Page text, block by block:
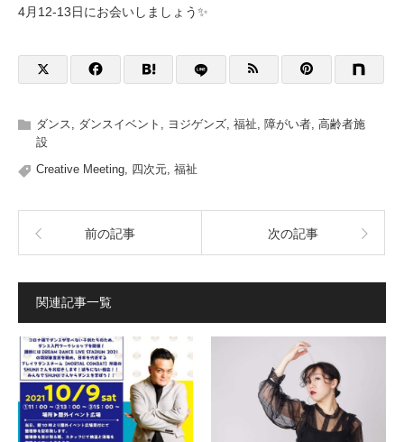
4月12-13日にお会いしましょう✨
ダンス ダンスイベント ヨジゲンズ 福祉 障がい者 高齢者施
設
Creative Meeting 四次元 福祉
前の記事 次の記事
関連記事一覧